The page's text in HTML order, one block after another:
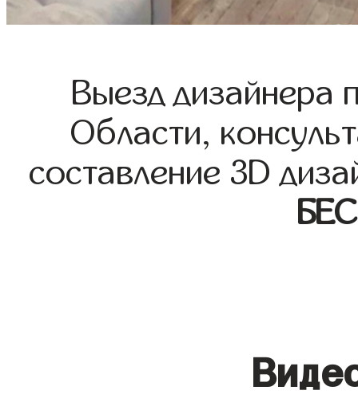
Выезд дизайнера
Области,
составление 3D